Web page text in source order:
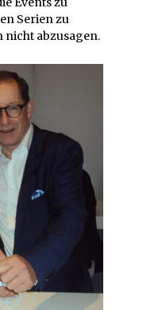
Serien zu
nicht abzusagen.